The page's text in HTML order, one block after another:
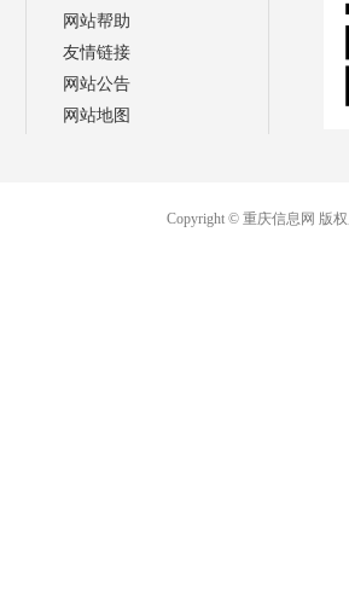
网站帮助
友情链接
网站公告
网站地图
Copyright © 重庆信息网 版